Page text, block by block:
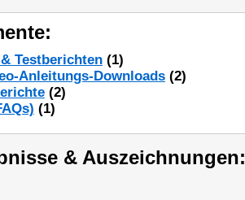
Testberichten (1)
Anleitungs-Downloads (2)
(2)
(1)
& Auszeichnungen: